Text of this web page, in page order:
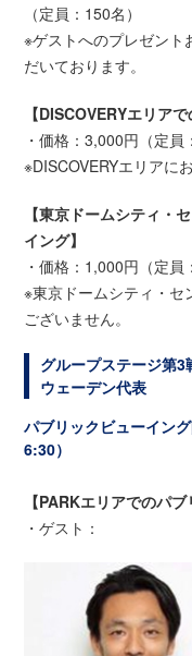
（定員：150名）
※ゲストへのプレゼント
だいております。
【DISCOVERYエリア
・価格：3,000円（定員
※DISCOVERYエリアに
【東京ドームシティ・
イング】
・価格：1,000円（定員
※東京ドームシティ・セ
ございません。
グループステージ第
ウェーデン代表
パブリックビューイン
6:30）
【PARKエリアでのパ
・ゲスト：